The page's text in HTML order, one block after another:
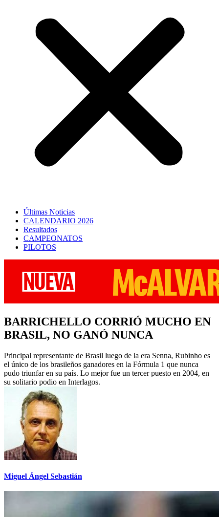
Últimas Noticias
CALENDARIO 2026
Resultados
CAMPEONATOS
PILOTOS
BARRICHELLO CORRIÓ MUCHO EN
BRASIL, NO GANÓ NUNCA
Principal representante de Brasil luego de la era Senna, Rubinho es
el único de los brasileños ganadores en la Fórmula 1 que nunca
pudo triunfar en su país. Lo mejor fue un tercer puesto en 2004, en
su solitario podio en Interlagos.
Miguel Ángel Sebastián